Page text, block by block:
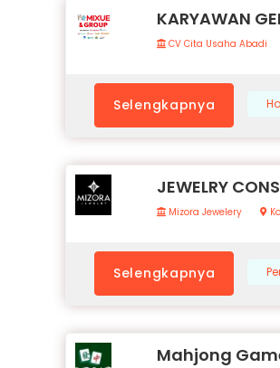
KARYAWAN
CV Cita Usaha Abadi
Selengkapnya
JEWELRY
Mizora Jewelery
Selengkapnya
Mahjong